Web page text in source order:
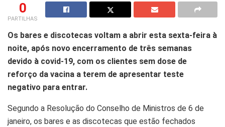
0
PARTILHAS
Os bares e discotecas voltam a abrir esta sexta-feira à
noite, após novo encerramento de três semanas
devido à covid-19, com os clientes sem dose de
reforço da vacina a terem de apresentar teste
negativo para entrar.
Segundo a Resolução do Conselho de Ministros de 6 de
janeiro, os bares e as discotecas que estão fechados